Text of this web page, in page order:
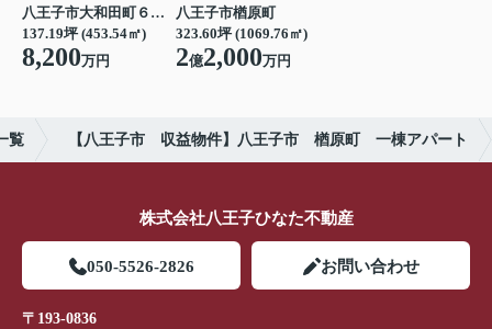
八王子市大和田町６丁目
137.19坪 (453.54㎡)
8,200万円
八王子市楢原町
323.60坪 (1069.76㎡)
2億2,000万円
覧 【八王子市 収益物件】八王子市 楢原町 一棟アパート
株式会社八王子ひなた不動産
050-5526-2826 お問い合わせ
〒193-0836